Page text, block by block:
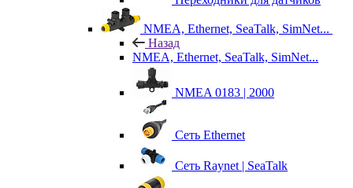
NMEA, Ethernet, SeaTalk, SimNet...
Назад
NMEA, Ethernet, SeaTalk, SimNet...
NMEA 0183 | 2000
Сеть Ethernet
Сеть Raynet | SeaTalk